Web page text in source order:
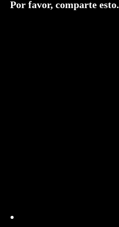
Por favor, comparte esto.